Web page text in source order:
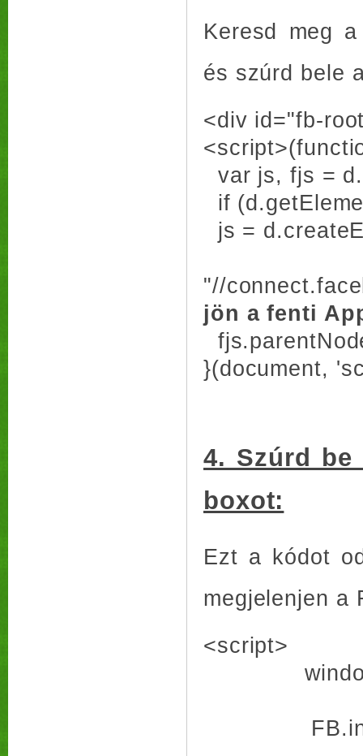
Keresd meg
és szúrd bele
<div id="fb-
var js, fjs =
if
js =
"//
jön a fenti
}(document,
4. Szúrd be
boxot:
Ezt a kódot
megjelenjen a
<script>
FB.init({